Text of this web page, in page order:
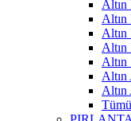
Altın